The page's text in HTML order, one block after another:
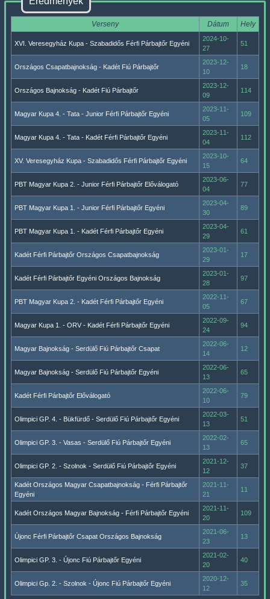
Verseny Dátum Hely
XVI. Veresegyház Kupa - Szabadidős Férfi Párbajtőr Egyéni
2024-10-
27
51
Országos Csapatbajnokság - Kadét Fiú Párbajtőr
2023-12-
10
18
Országos Bajnokság - Kadét Fiú Párbajtőr
2023-12-
09
114
Magyar Kupa 4. - Tata - Junior Férfi Párbajtőr Egyéni
2023-11-
05
109
Magyar Kupa 4. - Tata - Kadét Férfi Párbajtőr Egyéni
2023-11-
04
112
XV. Veresegyház Kupa - Szabadidős Férfi Párbajtőr Egyéni
2023-10-
15
64
PBT Magyar Kupa 2. - Junior Férfi Párbajtőr Előválogató
2023-06-
04
77
PBT Magyar Kupa 1. - Junior Férfi Párbajtőr Egyéni
2023-04-
30
89
PBT Magyar Kupa 1. - Kadét Férfi Párbajtőr Egyéni
2023-04-
29
61
Kadét Férfi Párbajtőr Országos Csapatbajnokság
2023-01-
29
17
Kadét Férfi Párbajtőr Egyéni Országos Bajnokság
2023-01-
28
97
PBT Magyar Kupa 2. - Kadét Férfi Párbajtőr Egyéni
2022-11-
05
67
Magyar Kupa 1. - ORV - Kadét Férfi Párbajtőr Egyéni
2022-09-
24
94
Magyar Bajnokság - Serdülő Fiú Párbajtőr Csapat
2022-06-
14
12
Magyar Bajnokság - Serdülő Fiú Párbajtőr Egyéni
2022-06-
13
65
Kadét Férfi Párbajtőr Előválogató
2022-06-
10
79
Olimpici GP. 4. - Bükfürdő - Serdülő Fiú Párbajtőr Egyéni
2022-03-
13
51
Olimpici GP. 3. - Vasas - Serdülő Fiú Párbajtőr Egyéni
2022-02-
13
65
Olimpici GP. 2. - Szolnok - Serdülő Fiú Párbajtőr Egyéni
2021-12-
12
37
Kadét Országos Magyar Csapatbajnokság - Férfi Párbajtőr
Egyéni
2021-11-
21
11
Kadét Országos Magyar Bajnokság - Férfi Párbajtőr Egyéni
2021-11-
20
109
Újonc Férfi Párbajtőr Csapat Országos Bajnokság
2021-06-
23
13
Olimpici GP. 3. - Újonc Fiú Párbajtőr Egyéni
2021-02-
20
40
Olimpici Gp. 2. - Szolnok - Újonc Fiú Párbajtőr Egyéni
2020-12-
12
35